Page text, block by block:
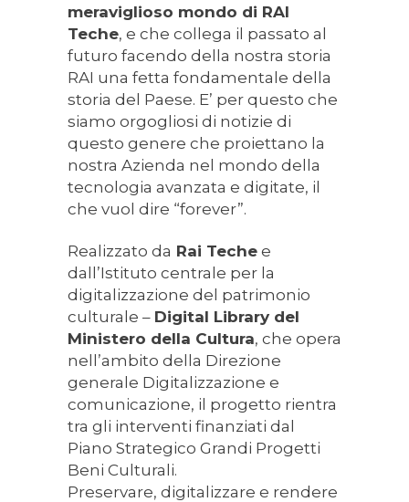
meraviglioso mondo di RAI
Teche, e che collega il passato al
futuro facendo della nostra storia
RAI una fetta fondamentale della
storia del Paese. E’ per questo che
siamo orgogliosi di notizie di
questo genere che proiettano la
nostra Azienda nel mondo della
tecnologia avanzata e digitate, il
che vuol dire “forever”.
Realizzato da Rai Teche e
dall’Istituto centrale per la
digitalizzazione del patrimonio
culturale – Digital Library del
Ministero della Cultura, che opera
nell’ambito della Direzione
generale Digitalizzazione e
comunicazione, il progetto rientra
tra gli interventi finanziati dal
Piano Strategico Grandi Progetti
Beni Culturali.
Preservare, digitalizzare e rendere